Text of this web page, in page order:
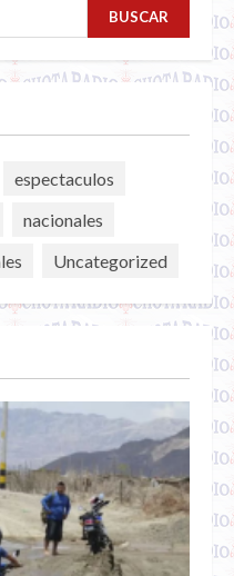
espectaculos
nacionales
Uncategorized